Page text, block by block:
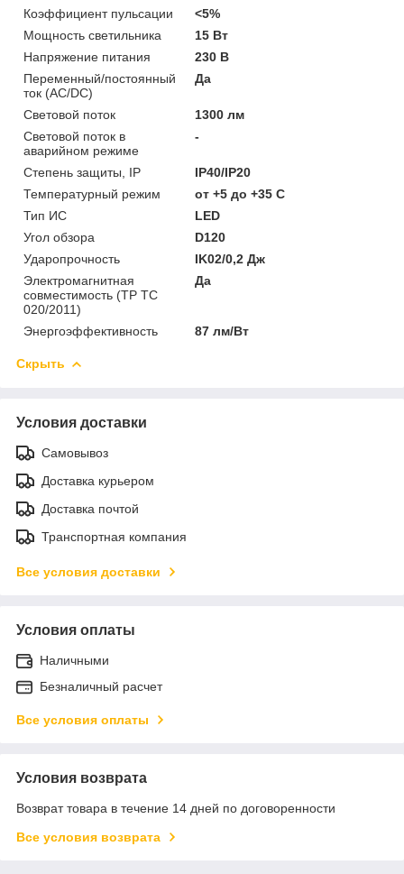
Коэффициент пульсации
<5%
Мощность светильника
15 Вт
Напряжение питания
230 В
Переменный/постоянный
ток (AC/DC)
Да
Световой поток
1300 лм
Световой поток в
аварийном режиме
-
Степень защиты, IP
IP40/IP20
Температурный режим
от +5 до +35 C
Тип ИС
LED
Угол обзора
D120
Ударопрочность
IK02/0,2 Дж
Электромагнитная
совместимость (ТР ТС
020/2011)
Да
Энергоэффективность 87 лм/Вт
Скрыть
Условия доставки
Самовывоз
Доставка курьером
Доставка почтой
Транспортная компания
Все условия доставки
Условия оплаты
Наличными
Безналичный расчет
Все условия оплаты
Условия возврата
Возврат товара в течение 14 дней по договоренности
Все условия возврата